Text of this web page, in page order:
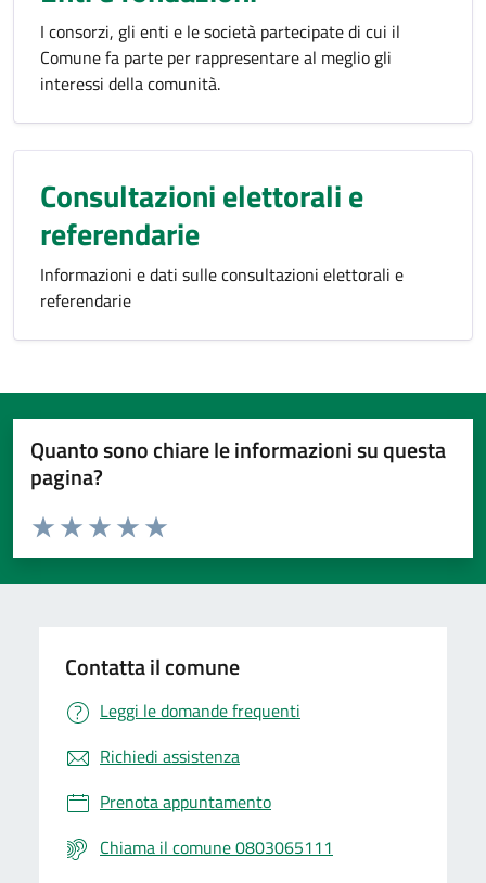
I consorzi, gli enti e le società partecipate di cui il
Comune fa parte per rappresentare al meglio gli
interessi della comunità.
Consultazioni elettorali e
referendarie
Informazioni e dati sulle consultazioni elettorali e
referendarie
Quanto sono chiare le informazioni su questa
pagina?
Valuta da 1 a 5 stelle la pagina
Valuta 5 stelle su 5
Valuta 4 stelle su 5
Valuta 3 stelle su 5
Valuta 2 stelle su 5
Valuta 1 stelle su 5
Contatta il comune
Leggi le domande frequenti
Richiedi assistenza
Prenota appuntamento
Chiama il comune 0803065111